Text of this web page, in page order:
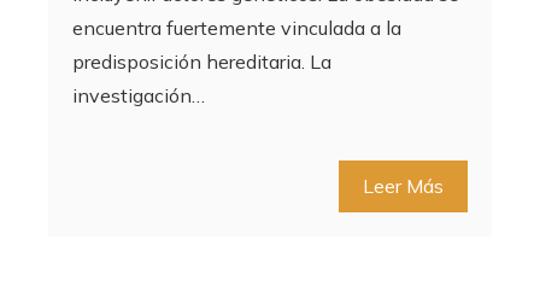
encuentra fuertemente vinculada a la
predisposición hereditaria. La
investigación…
Leer Más